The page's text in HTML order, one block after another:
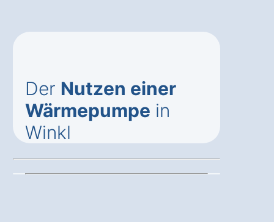
Der Nutzen einer
Wärmepumpe in
Winkl